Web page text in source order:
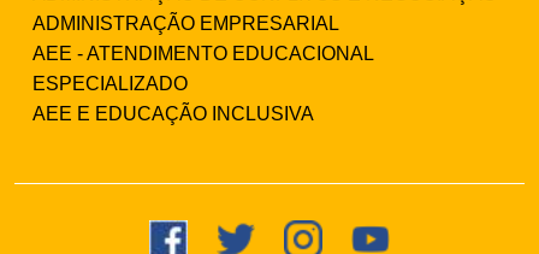
ADMINISTRAÇÃO EMPRESARIAL
AEE - ATENDIMENTO EDUCACIONAL
ESPECIALIZADO
AEE E EDUCAÇÃO INCLUSIVA